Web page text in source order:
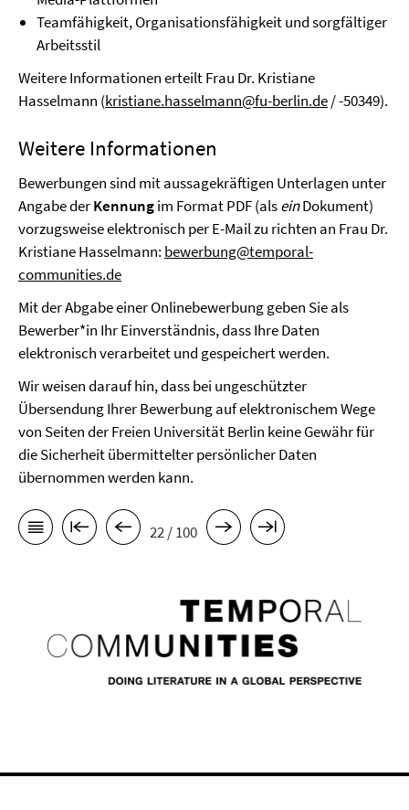
Teamfähigkeit, Organisationsfähigkeit und sorgfältiger
Arbeitsstil
Weitere Informationen erteilt Frau Dr. Kristiane
Hasselmann (kristiane.hasselmann@fu-berlin.de/ -50349).
Weitere Informationen
Bewerbungen sind mit aussagekräftigen Unterlagen unter
Angabe derKennungim Format PDF (alseinDokument)
vorzugsweise elektronisch per E-Mail zu richten an Frau Dr.
Kristiane Hasselmann: bewerbung@temporal-
communities.de
Mit der Abgabe einer Onlinebewerbung geben Sie als
Bewerber*in Ihr Einverständnis, dass Ihre Daten
elektronisch verarbeitet und gespeichert werden.
Wir weisen darauf hin, dass bei ungeschützter
Übersendung Ihrer Bewerbung auf elektronischem Wege
von Seiten der Freien Universität Berlin keine Gewähr für
die Sicherheit übermittelter persönlicher Daten
übernommen werden kann.
22 / 100